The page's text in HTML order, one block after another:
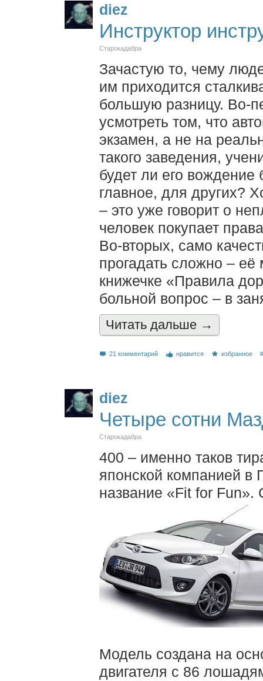
diez
Инструктор
Старокадабра
Зачастую то, чему
им приходится
большую разницу. Во-
усмотреть том, что
экзамен, а не на
такого заведения,
будет ли его
главное, для других?
– это уже говорит о
человек покупает
Во-вторых, само
прогадать сложно –
книжечке «Правила
больной вопрос – в
Читать дальшe →
21 комментарий нравится избранное
diez
Четыре сотни
Старокадабра
400 – именно таков
японской компанией в
название «Fit for Fun».
Модель создана на
двигателя с 86